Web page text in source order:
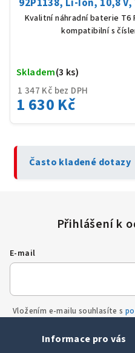
92P1138, Li-Ion, 10,8
Kvalitní náhradní baterie
kompatibilní s
1 347 Kč bez DPH
1 630 Kč
Skladem(3 ks)
Často kladené dotazy
E-mail
Vložením e-mailu souhlasíte s
Informace pro vás